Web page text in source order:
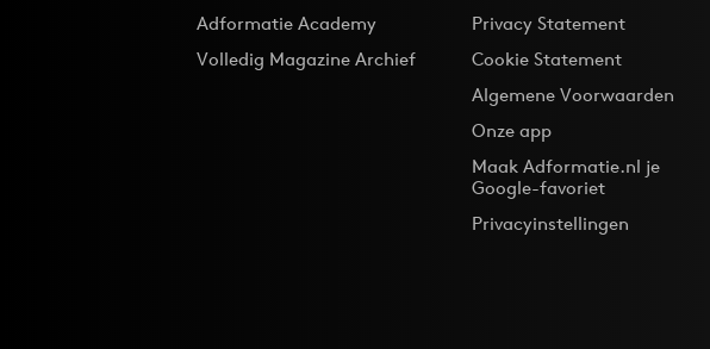
Adformatie Academy
Volledig Magazine Archief
Privacy Statement
Cookie Statement
Algemene Voorwaarden
Onze app
Maak Adformatie.nl je
Google-favoriet
Privacyinstellingen